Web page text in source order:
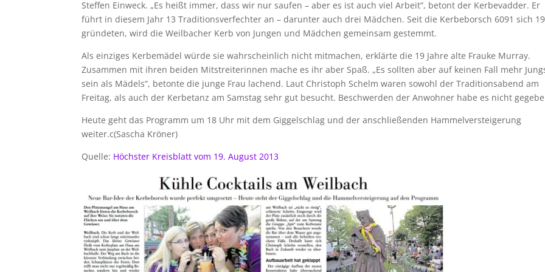
Steffen Einweck. „Es heißt immer, dass wir nur saufen – aber es ist auch viel Arbeit“, betont der Kerbevadder. Er
führt in diesem Jahr 13 Traditionsverfechter an – darunter auch drei Mädchen. Seit die Kerbeborsch 6091 sich
gründeten, wird die Weilbacher Kerb von Jungen und Mädchen gemeinsam gestemmt.
Als einziges Kerbemädel würde sie wahrscheinlich nicht mitmachen, erklärte die 19 Jahre alte Frauke Murray.
Zusammen mit ihren beiden Mitstreiterinnen mache es ihr aber Spaß. „Es sollten aber auf keinen Fall mehr
sein als Mädels“, betonte die junge Frau lachend. Laut Christoph Schelm waren sowohl der Traditionsabend am
Freitag, als auch der Kerbetanz am Samstag sehr gut besucht. Beschwerden der Anwohner habe es nicht
Heute geht das Programm um 18 Uhr mit dem Giggelschlag und der anschließenden Hammelversteigerung
weiter.c(Sascha Kröner)
Quelle: Höchster Kreisblatt vom 19. August 2013